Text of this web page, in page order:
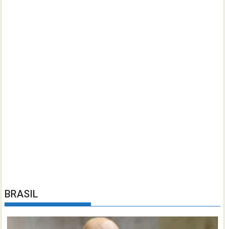
BRASIL